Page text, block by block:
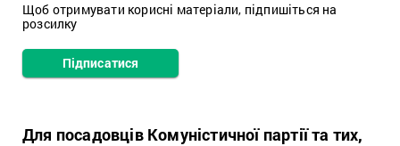
Щоб отримувати корисні матеріали, підпишіться на
розсилку
Підписатися
Для посадовців Комуністичної партії та тих,